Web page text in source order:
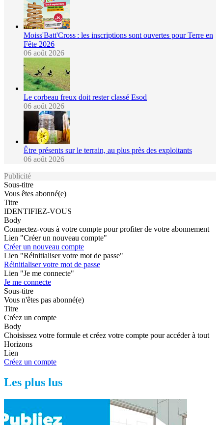
Moiss'Batt'Cross : les inscriptions sont ouvertes pour Terre en
Fête 2026
06 août 2026
Le corbeau freux doit rester classé Esod
06 août 2026
Être présents sur le terrain, au plus près des exploitants
06 août 2026
Publicité
Sous-titre
Vous êtes abonné(e)
Titre
IDENTIFIEZ-VOUS
Body
Connectez-vous à votre compte pour profiter de votre abonnement
Lien "Créer un nouveau compte"
Créer un nouveau compte
Lien "Réinitialiser votre mot de passe"
Réinitialiser votre mot de passe
Lien "Je me connecte"
Je me connecte
Sous-titre
Vous n'êtes pas abonné(e)
Titre
Créez un compte
Body
Choisissez votre formule et créez votre compte pour accéder à tout
Horizons
Lien
Créez un compte
Les plus lus